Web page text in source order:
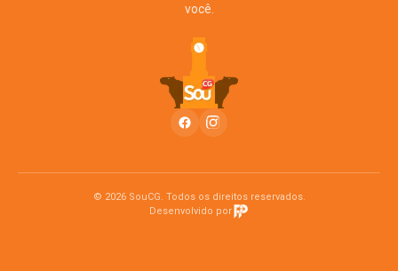
você.
© 2026 SouCG. Todos os direitos reservados.
Desenvolvido por